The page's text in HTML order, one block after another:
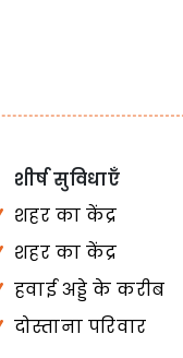
शीर्ष सुविधाएँ
शहर का केंद्र
शहर का केंद्र
हवाई अड्डे के करीब
दोस्ताना परिवार